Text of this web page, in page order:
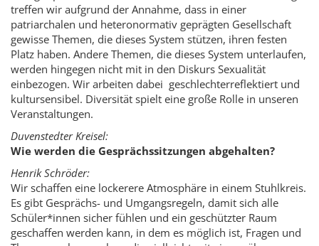
treffen wir aufgrund der Annahme, dass in einer
patriarchalen und heteronormativ geprägten Gesellschaft
gewisse Themen, die dieses System stützen, ihren festen
Platz haben. Andere Themen, die dieses System unterlaufen,
werden hingegen nicht mit in den Diskurs Sexualität
einbezogen. Wir arbeiten dabei geschlechterreflektiert und
kultursensibel. Diversität spielt eine große Rolle in unseren
Veranstaltungen.
Duvenstedter Kreisel:
Wie werden die Gesprächssitzungen abgehalten?
Henrik Schröder:
Wir schaffen eine lockerere Atmosphäre in einem Stuhlkreis.
Es gibt Gesprächs- und Umgangsregeln, damit sich alle
Schüler*innen sicher fühlen und ein geschützter Raum
geschaffen werden kann, in dem es möglich ist, Fragen und